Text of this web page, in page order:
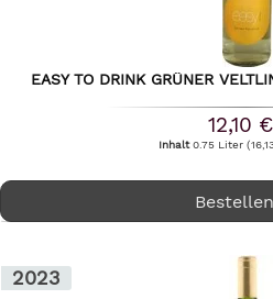
EASY TO DRINK GRÜNER
12,10
Inhalt0.75 Liter
Bestellen
2023